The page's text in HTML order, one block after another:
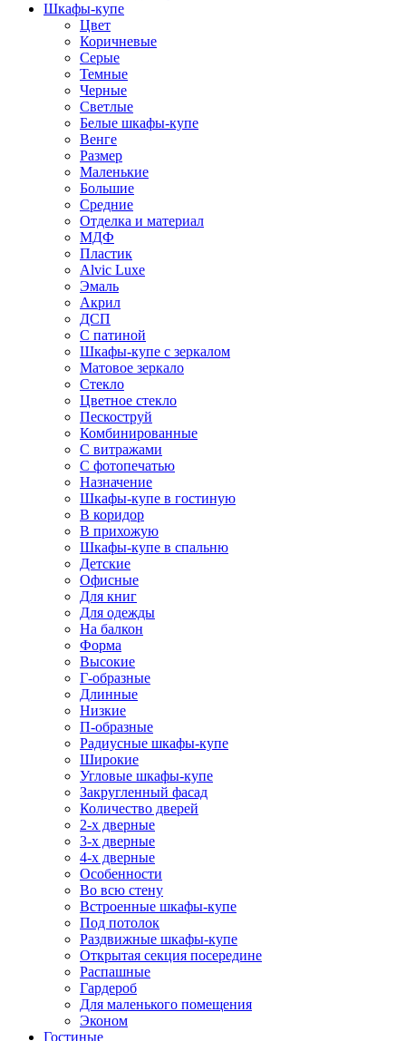
Шкафы-купе
Цвет
Коричневые
Серые
Темные
Черные
Светлые
Белые шкафы-купе
Венге
Размер
Маленькие
Большие
Средние
Отделка и материал
МДФ
Пластик
Alvic Luxe
Эмаль
Акрил
ДСП
С патиной
Шкафы-купе с зеркалом
Матовое зеркало
Стекло
Цветное стекло
Пескоструй
Комбинированные
С витражами
С фотопечатью
Назначение
Шкафы-купе в гостиную
В коридор
В прихожую
Шкафы-купе в спальню
Детские
Офисные
Для книг
Для одежды
На балкон
Форма
Высокие
Г-образные
Длинные
Низкие
П-образные
Радиусные шкафы-купе
Широкие
Угловые шкафы-купе
Закругленный фасад
Количество дверей
2-х дверные
3-х дверные
4-х дверные
Особенности
Во всю стену
Встроенные шкафы-купе
Под потолок
Раздвижные шкафы-купе
Открытая секция посередине
Распашные
Гардероб
Для маленького помещения
Эконом
Гостиные